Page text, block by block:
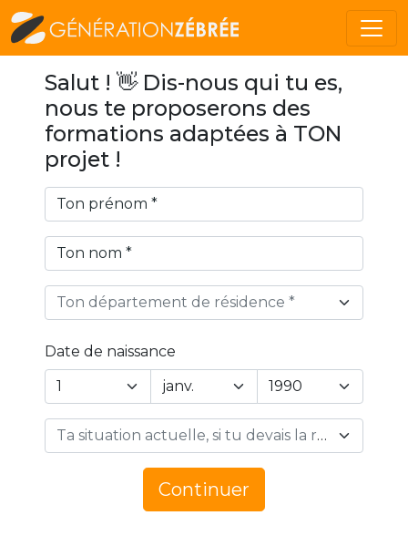
Salut ! 👋 Dis-nous qui tu es,
nous te proposerons des
formations adaptées à TON
projet !
Ton département de résidence *
Date de naissance
Year
Day
Ta situation actuelle, si tu devais la résumer en 1 mot… *
Continuer